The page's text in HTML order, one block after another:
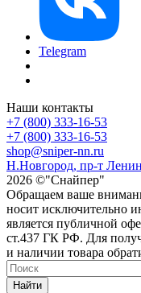
Telegram
Наши контакты
+7 (800) 333-16-53
+7 (800) 333-16-53
shop@sniper-nn.ru
Н.Новгород, пр-т
2026 ©"Снайпер"
Обращаем ваше
носит исключительно
является публичной
ст.437 ГК РФ. Для
и наличии товара
Найти